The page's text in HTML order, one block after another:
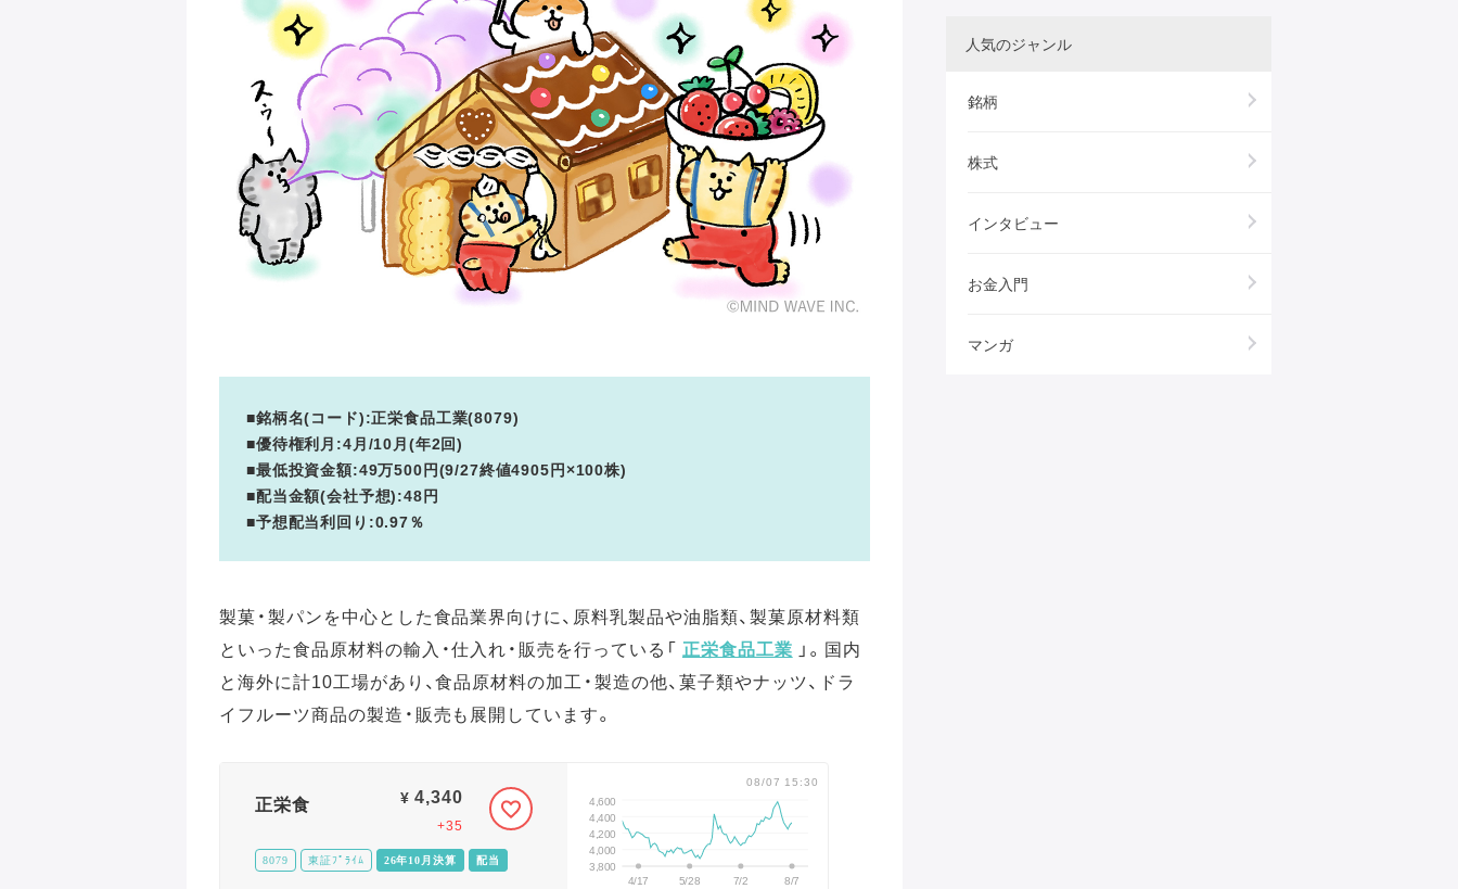
■銘柄名(コード):正栄食品工業(8079)
■優待権利月:4月/10月(年2回)
■最低投資金額:49万500円(9/27終値4905円×100株)
■配当金額(会社予想):48円
■予想配当利回り:0.97％
製菓・製パンを中心とした食品業界向けに、原料乳製品や油脂類、製菓原材料類
といった食品原材料の輸入・仕入れ・販売を行っている「 正栄食品工業 」。国内
と海外に計10工場があり、食品原材料の加工・製造の他、菓子類やナッツ、ドラ
イフルーツ商品の製造・販売も展開しています。
08/07 15:30
3,800
4,000
4,200
4,400
4,600
4/17 5/28 7/2 8/7
正栄食 ¥4,340
+35
8079 東証ﾌﾟﾗｲﾑ 26年10月決算 配当
人気のジャンル
銘柄
株式
インタビュー
お金入門
マンガ